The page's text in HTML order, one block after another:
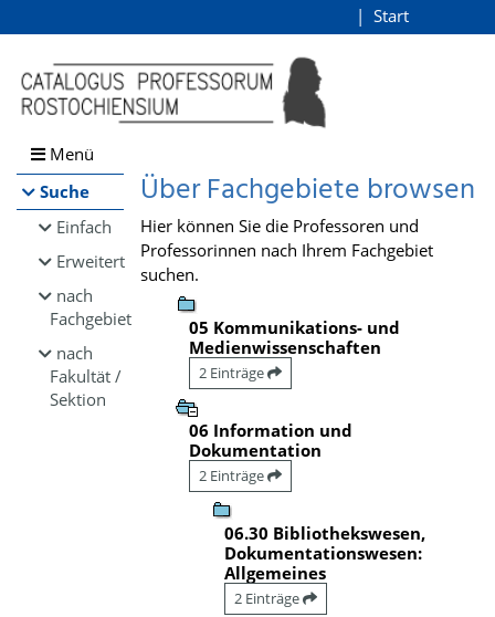
Browsen
direkt zum Inhalt
Start
Menü
Suche
Einfach
Erweitert
nach
Fachgebiet
nach
Fakultät /
Sektion
Über Fachgebiete browsen
Hier können Sie die Professoren und
Professorinnen nach Ihrem Fachgebiet
suchen.
05 Kommunikations- und
Medienwissenschaften
2 Einträge
06 Information und
Dokumentation
2 Einträge
06.30 Bibliothekswesen,
Dokumentationswesen:
Allgemeines
2 Einträge